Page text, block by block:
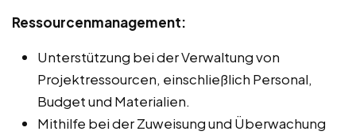
Ressourcenmanagement:
Unterstützung bei der Verwaltung von
Projektressourcen, einschließlich Personal,
Budget und Materialien.
Mithilfe bei der Zuweisung und Überwachung